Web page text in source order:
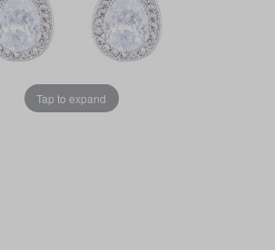
Tap to expand